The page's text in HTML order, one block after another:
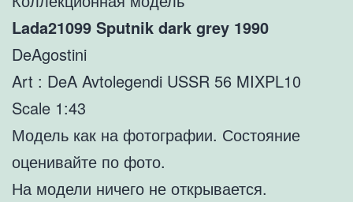
Lada21099 Sputnik dark grey 1990
DeAgostini
Art : DeA Avtolegendi USSR 56 MIXPL10
Scale 1:43
Модель как на фотографии. Состояние
оценивайте по фото.
На модели ничего не открывается.